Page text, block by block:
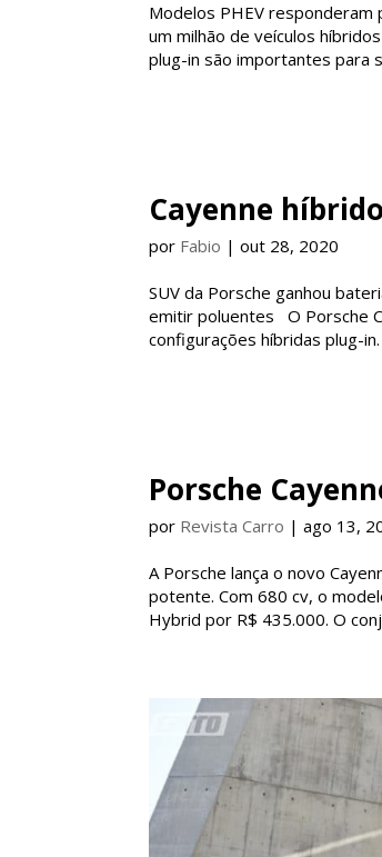
Modelos PHEV
um milhão de veículos
plug-in são importantes para
Cayenne
por Fabio |out 28, 2020
SUV da Porsche ganhou
emitir poluentes O Porsche
configurações híbridas plug-
Porsche
por Revista Carro |ago 13,
A Porsche lança o novo
potente. Com 680 cv, o
Hybrid por R$ 435.000. O